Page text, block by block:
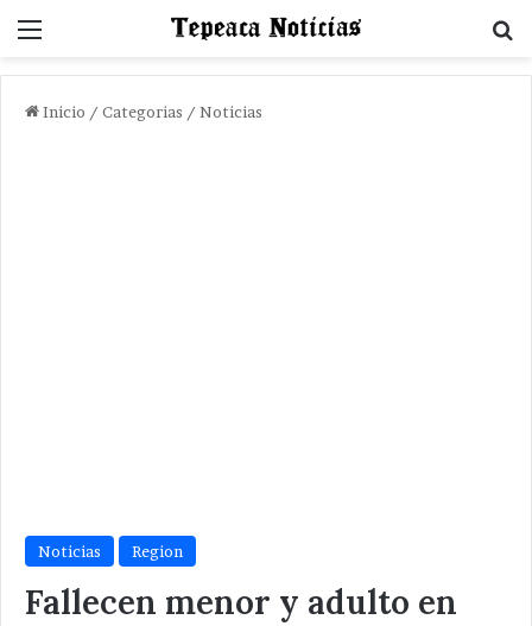
Menu
Inicio / Categorias / Noticias
Noticias Region
Fallecen menor y adulto en